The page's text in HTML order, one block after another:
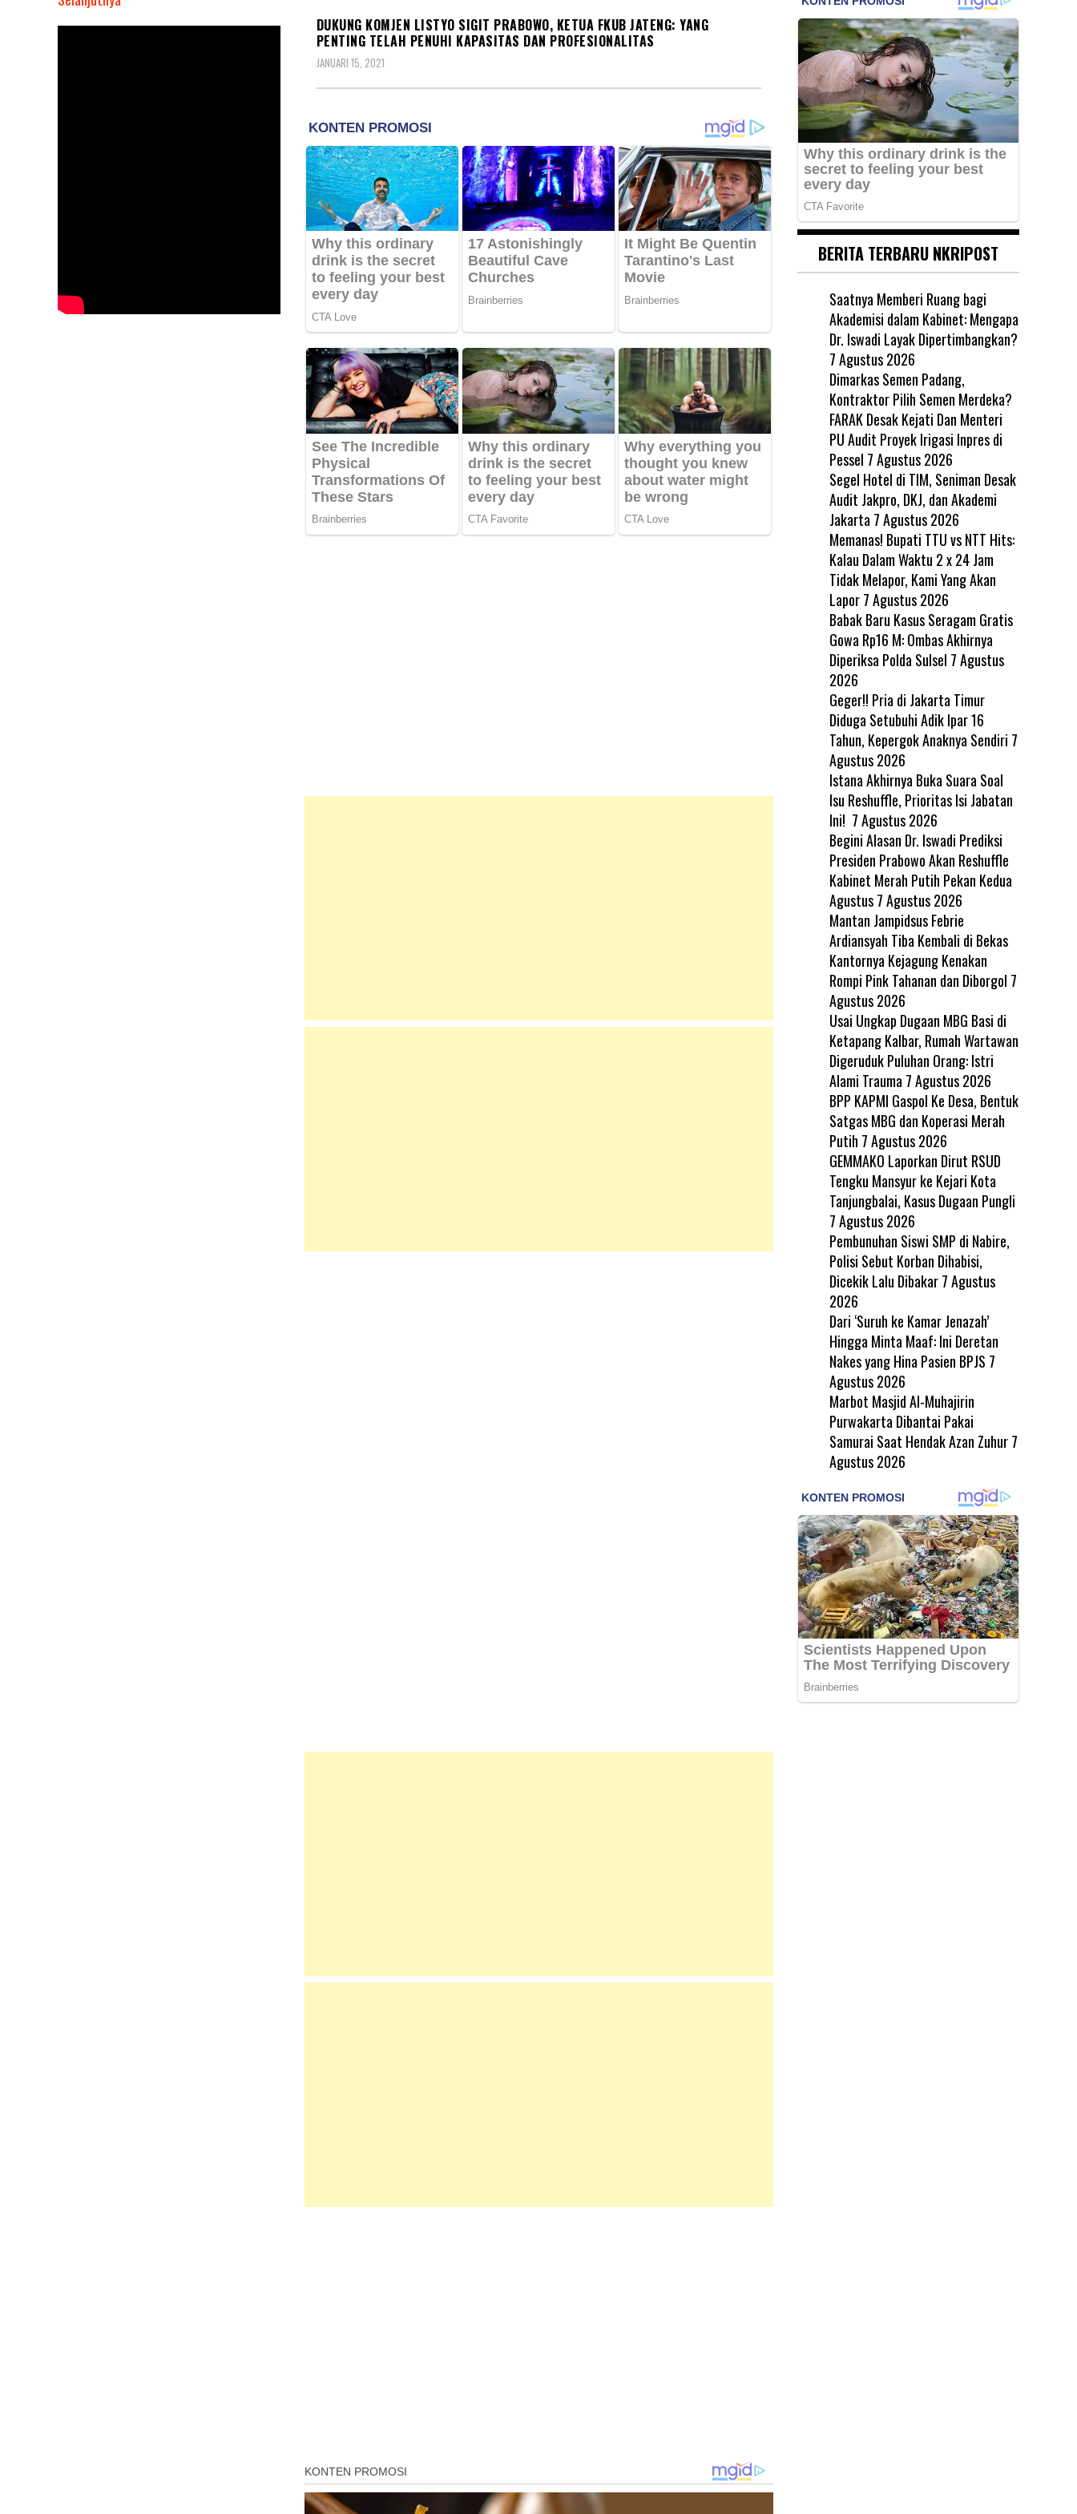
DUKUNG KOMJEN LISTYO SIGIT PRABOWO, KETUA FKUB JATENG: YANG
PENTING TELAH PENUHI KAPASITAS DAN PROFESIONALITAS
JANUARI 15, 2021
BERITA TERBARU NKRIPOST
Saatnya Memberi Ruang bagi
Akademisi dalam Kabinet: Mengapa
Dr. Iswadi Layak Dipertimbangkan?
7 Agustus 2026
Dimarkas Semen Padang,
Kontraktor Pilih Semen Merdeka?
FARAK Desak Kejati Dan Menteri
PU Audit Proyek Irigasi Inpres di
Pessel 7 Agustus 2026
Segel Hotel di TIM, Seniman Desak
Audit Jakpro, DKJ, dan Akademi
Jakarta 7 Agustus 2026
Memanas! Bupati TTU vs NTT Hits:
Kalau Dalam Waktu 2 x 24 Jam
Tidak Melapor, Kami Yang Akan
Lapor 7 Agustus 2026
Babak Baru Kasus Seragam Gratis
Gowa Rp16 M: Ombas Akhirnya
Diperiksa Polda Sulsel 7 Agustus
2026
Geger!! Pria di Jakarta Timur
Diduga Setubuhi Adik Ipar 16
Tahun, Kepergok Anaknya Sendiri 7
Agustus 2026
Istana Akhirnya Buka Suara Soal
Isu Reshuffle, Prioritas Isi Jabatan
Ini! 7 Agustus 2026
Begini Alasan Dr. Iswadi Prediksi
Presiden Prabowo Akan Reshuffle
Kabinet Merah Putih Pekan Kedua
Agustus 7 Agustus 2026
Mantan Jampidsus Febrie
Ardiansyah Tiba Kembali di Bekas
Kantornya Kejagung Kenakan
Rompi Pink Tahanan dan Diborgol 7
Agustus 2026
Usai Ungkap Dugaan MBG Basi di
Ketapang Kalbar, Rumah Wartawan
Digeruduk Puluhan Orang: Istri
Alami Trauma 7 Agustus 2026
BPP KAPMI Gaspol Ke Desa, Bentuk
Satgas MBG dan Koperasi Merah
Putih 7 Agustus 2026
GEMMAKO Laporkan Dirut RSUD
Tengku Mansyur ke Kejari Kota
Tanjungbalai, Kasus Dugaan Pungli
7 Agustus 2026
Pembunuhan Siswi SMP di Nabire,
Polisi Sebut Korban Dihabisi,
Dicekik Lalu Dibakar 7 Agustus
2026
Dari ‘Suruh ke Kamar Jenazah’
Hingga Minta Maaf: Ini Deretan
Nakes yang Hina Pasien BPJS 7
Agustus 2026
Marbot Masjid Al-Muhajirin
Purwakarta Dibantai Pakai
Samurai Saat Hendak Azan Zuhur 7
Agustus 2026